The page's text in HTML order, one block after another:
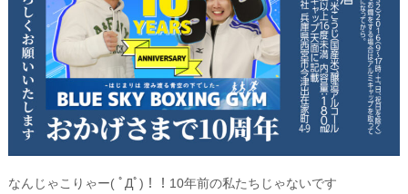
なんじゃこりゃー( ﾟДﾟ)！！10年前の私たちじゃないです